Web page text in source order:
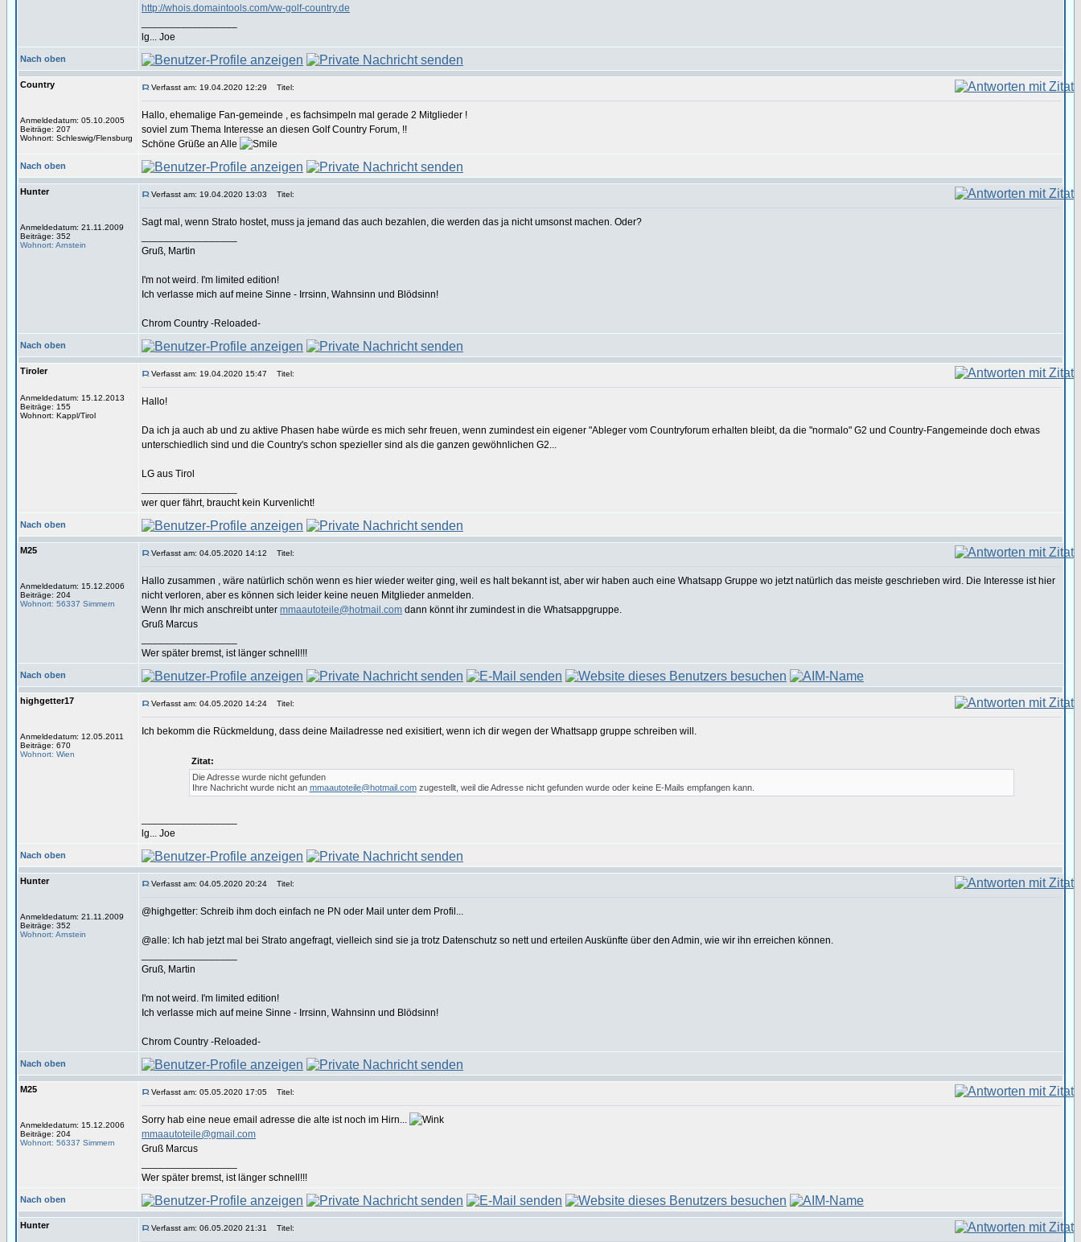
http://whois.domaintools.com/vw-golf-country.de
lg... Joe
Nach oben
Country
Anmeldedatum: 05.10.2005
Beiträge: 207
Wohnort: Schleswig/Flensburg
Verfasst am: 19.04.2020 12:29 Titel:
Hallo, ehemalige Fan-gemeinde , es fachsimpeln mal gerade 2 Mitglieder !
soviel zum Thema Interesse an diesen Golf Country Forum, !!
Schöne Grüße an Alle
Nach oben
Hunter
Anmeldedatum: 21.11.2009
Beiträge: 352
Wohnort: Arnstein
Verfasst am: 19.04.2020 13:03 Titel:
Sagt mal, wenn Strato hostet, muss ja jemand das auch bezahlen, die werden das ja nicht umsonst machen. Oder?
Gruß, Martin
I'm not weird. I'm limited edition!
Ich verlasse mich auf meine Sinne - Irrsinn, Wahnsinn und Blödsinn!
Chrom Country -Reloaded-
Nach oben
Tiroler
Anmeldedatum: 15.12.2013
Beiträge: 155
Wohnort: Kappl/Tirol
Verfasst am: 19.04.2020 15:47 Titel:
Hallo!
Da ich ja auch ab und zu aktive Phasen habe würde es mich sehr freuen, wenn zumindest ein eigener "Ableger vom Countryforum erhalten bleibt, da die "normalo" G2 und Country-Fangemeinde doch etwas
unterschiedlich sind und die Country's schon spezieller sind als die ganzen gewöhnlichen G2...
LG aus Tirol
wer quer fährt, braucht kein Kurvenlicht!
Nach oben
M25
Anmeldedatum: 15.12.2006
Beiträge: 204
Wohnort: 56337 Simmern
Verfasst am: 04.05.2020 14:12 Titel:
Hallo zusammen , wäre natürlich schön wenn es hier wieder weiter ging, weil es halt bekannt ist, aber wir haben auch eine Whatsapp Gruppe wo jetzt natürlich das meiste geschrieben wird. Die Interesse ist hier
nicht verloren, aber es können sich leider keine neuen Mitglieder anmelden.
Wenn Ihr mich anschreibt unter mmaautoteile@hotmail.com dann könnt ihr zumindest in die Whatsappgruppe.
Gruß Marcus
Wer später bremst, ist länger schnell!!!
Nach oben
highgetter17
Anmeldedatum: 12.05.2011
Beiträge: 670
Wohnort: Wien
Verfasst am: 04.05.2020 14:24 Titel:
Ich bekomm die Rückmeldung, dass deine Mailadresse ned exisitiert, wenn ich dir wegen der Whattsapp gruppe schreiben will.
Zitat:
Die Adresse wurde nicht gefunden
Ihre Nachricht wurde nicht an mmaautoteile@hotmail.comzugestellt, weil die Adresse nicht gefunden wurde oder keine E-Mails empfangen kann.
lg... Joe
Nach oben
Hunter
Anmeldedatum: 21.11.2009
Beiträge: 352
Wohnort: Arnstein
Verfasst am: 04.05.2020 20:24 Titel:
@highgetter: Schreib ihm doch einfach ne PN oder Mail unter dem Profil...
@alle: Ich hab jetzt mal bei Strato angefragt, vielleich sind sie ja trotz Datenschutz so nett und erteilen Auskünfte über den Admin, wie wir ihn erreichen können.
Gruß, Martin
I'm not weird. I'm limited edition!
Ich verlasse mich auf meine Sinne - Irrsinn, Wahnsinn und Blödsinn!
Chrom Country -Reloaded-
Nach oben
M25
Anmeldedatum: 15.12.2006
Beiträge: 204
Wohnort: 56337 Simmern
Verfasst am: 05.05.2020 17:05 Titel:
Sorry hab eine neue email adresse die alte ist noch im Hirn...
mmaautoteile@gmail.com
Gruß Marcus
Wer später bremst, ist länger schnell!!!
Nach oben
Hunter Verfasst am: 06.05.2020 21:31 Titel: